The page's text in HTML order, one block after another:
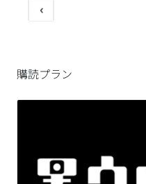
‹
購読プラン